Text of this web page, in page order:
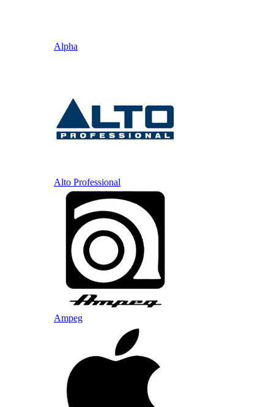
Alpha
Alto Professional
Ampeg